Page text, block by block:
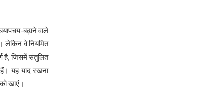
बढ़ाने वाले
लेकिन वे नियमित
है, जिसमें संतुलित
यह याद रखना
खाएं।